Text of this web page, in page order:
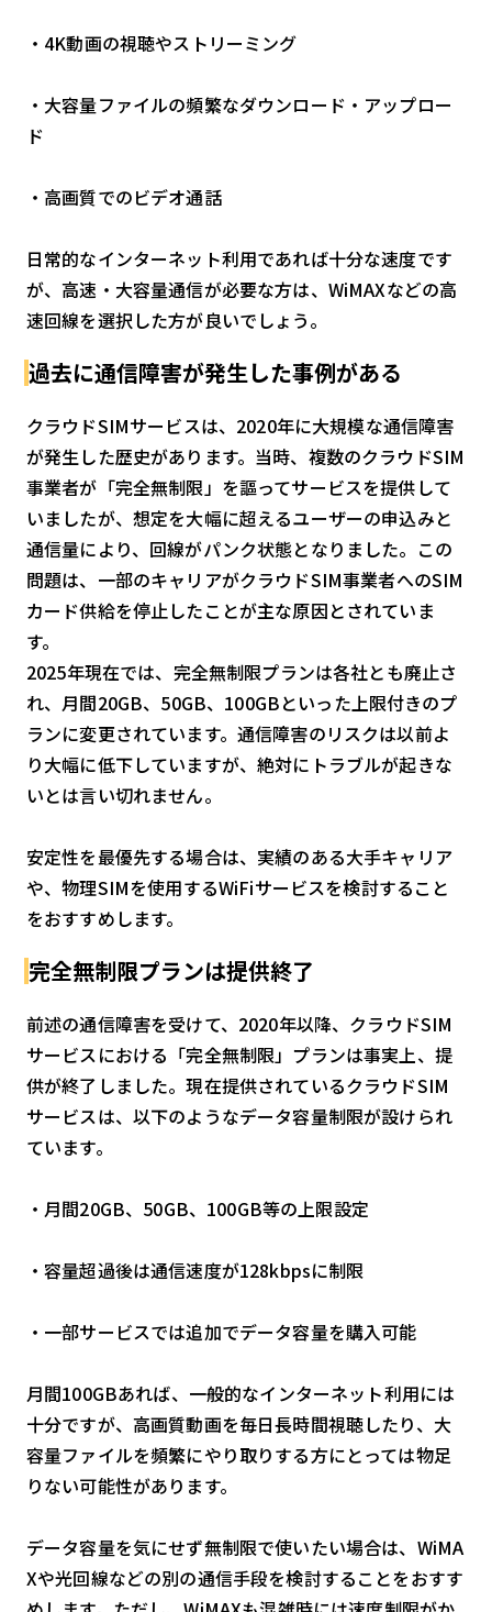
・4K動画の視聴やストリーミング
・大容量ファイルの頻繁なダウンロード・アップロー
ド
・高画質でのビデオ通話
日常的なインターネット利用であれば十分な速度です
が、高速・大容量通信が必要な方は、WiMAXなどの高
速回線を選択した方が良いでしょう。
過去に通信障害が発生した事例がある
クラウドSIMサービスは、2020年に大規模な通信障害
が発生した歴史があります。当時、複数のクラウドSIM
事業者が「完全無制限」を謳ってサービスを提供して
いましたが、想定を大幅に超えるユーザーの申込みと
通信量により、回線がパンク状態となりました。この
問題は、一部のキャリアがクラウドSIM事業者へのSIM
カード供給を停止したことが主な原因とされていま
す。
2025年現在では、完全無制限プランは各社とも廃止さ
れ、月間20GB、50GB、100GBといった上限付きのプ
ランに変更されています。通信障害のリスクは以前よ
り大幅に低下していますが、絶対にトラブルが起きな
いとは言い切れません。
安定性を最優先する場合は、実績のある大手キャリア
や、物理SIMを使用するWiFiサービスを検討すること
をおすすめします。
完全無制限プランは提供終了
前述の通信障害を受けて、2020年以降、クラウドSIM
サービスにおける「完全無制限」プランは事実上、提
供が終了しました。現在提供されているクラウドSIM
サービスは、以下のようなデータ容量制限が設けられ
ています。
・月間20GB、50GB、100GB等の上限設定
・容量超過後は通信速度が128kbpsに制限
・一部サービスでは追加でデータ容量を購入可能
月間100GBあれば、一般的なインターネット利用には
十分ですが、高画質動画を毎日長時間視聴したり、大
容量ファイルを頻繁にやり取りする方にとっては物足
りない可能性があります。
データ容量を気にせず無制限で使いたい場合は、WiMA
Xや光回線などの別の通信手段を検討することをおすす